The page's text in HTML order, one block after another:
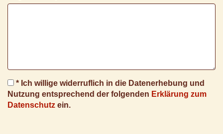
* Ich willige widerruflich in die Datenerhebung und
Nutzung entsprechend der folgenden Erklärung zum
Datenschutz ein.